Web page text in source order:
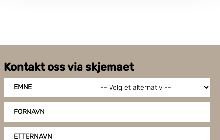
Du kan også administrere innstillingene dine ved å klikke
Kontakt oss via skjemaet
EMNE
FORNAVN
ETTERNAVN